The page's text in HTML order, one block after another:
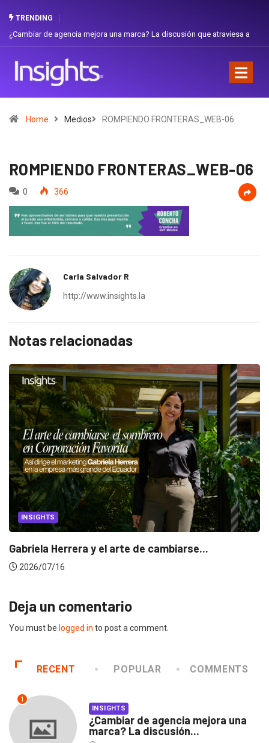
TRENDING
de agencia mejora una marca? La discusión que atraviesa a
Home Medios ROMPIENDO FRONTERAS_WEB-06
ROMPIENDO FRONTERAS_WEB-06
0 366
Carla Salvador R
http://www.insights.la
Notas relacionadas
INSIGHTS
Gabriela Herrera y el arte de cambiarse...
2026/07/16
Deja un comentario
You must be logged in to post a comment.
RECENT POPULAR COMMENTS
1
INSIGHTS
¿Cambiar de agencia mejora una
marca? La discusión...